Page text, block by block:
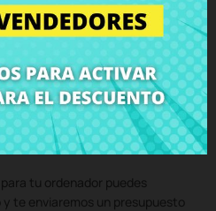
CX640 MS-16Y1al mejor
USADO ORIGINAL - disponible
de montaje.
tu ordenador puedes
te enviaremos un presupuesto